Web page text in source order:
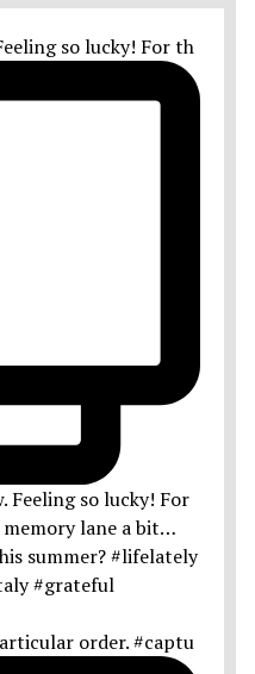
so lucky! For th
order. #captu